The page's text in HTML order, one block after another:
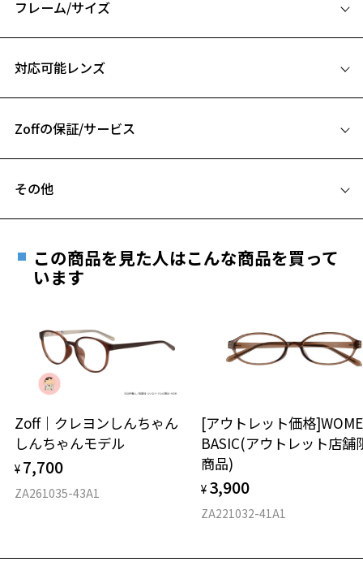
お気に入りに追加済です。
お気に入りリストはこちら
ーションなど製作技術が向上した時代を表現。
細身のフォルムはスタリッシュな着こなしとの相性抜群！
ンプル（つる）の先には型抜きを施した「7」の文字が。
ZH231002-12A1：落ち着いた印象のグレー。
ZH231002-48A1：シンプルすぎないブラウングラデーション。
【付属品】
面にデザインしたオリジナルケースと巾着型メガネ拭きのセット付
ディレクターを務めるファッションブランド。
自身のバックボーンであるミュージックやダンスカルチャーの世界
を、独自のクリエイティブな視点で解釈し、プロダクトに落とし込ん
でいる。
ーモア性/先進性を持たせ、表現の可能性を追求。
アーティストNAOTOとしての表現力、デザイナーNAOTOとしての表現
力、互いがリンクし、時には相反する二面性を持ち合わせたクリエイ
※柄や色味の出方に個体差があり、画像と異なる場合がございます。
フレーム/サイズ
B ブリッジ(鼻部分)の横幅：17mm
お持ちのZoffメガネサイズを確認するには？
仕上がり寸法
D 仕上がりの横幅：約143mm
対応可能レンズ
フレームとレンズの合計料金を知りたい方へ
Zoffの保証/サービス
安心1 フレーム１年間品質保証
きます。
※保証期間内に交換が行われた場合、保証期間は初期の期間から
延長されません。
安心2 視力測定無料
視力の変化を早めに発見するために、定期的な視
力測定をおすすめいたします。
安心3 かかり具合調整無料
その他
ご希望のお客さまは、「レンズ交換券」をお選びのうえ、
最寄りのZoff実店舗にてレンズをお買い求めください。
※サングラスやパッケージ品では「レンズ交換券」はお選び
談ください。
＜メガネの度数情報がわからない方へ＞
オンラインストアでフレームのみ購入して、
実店舗で度付きにできます
ご購入時に「レンズ交換券」をお選びいただくと、実店舗で
度数を測定のうえ、度付きレンズ（標準セットレンズ）へ無
この商品を見た人はこんな商品を買って
います
Zoff｜クレヨンしんちゃん
しんちゃんモデル
¥ 7,700
ZA261035-43A1
[アウトレット価格
BASIC(アウトレット店舗
商品)
¥ 3,900
ZA221032-41A1